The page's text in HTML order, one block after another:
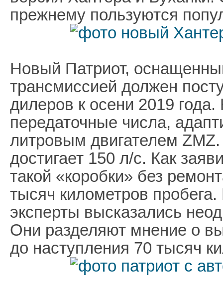
прежнему пользуются
Новый Патриот,
трансмиссией должен
дилеров к осени 2019
передаточные числа,
литровым двигателем ZMZ.
достигает 150 л/с. Как
такой «коробки» без
тысяч километров
эксперты высказались
Они разделяют мнение о
до наступления 70 тысяч